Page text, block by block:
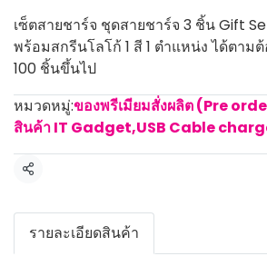
เซ็ตสายชาร์จ ชุดสายชาร์จ 3 ชิ้น Gift
พร้อมสกรีนโลโก้ 1 สี 1 ตำแหน่ง ได้ตาม
100 ชิ้นขึ้นไป
หมวดหมู่:ของพรีเมียมสั่งผลิต (Pre
สินค้า IT Gadget,USB Cable
แชร์
รายละเอียดสินค้า